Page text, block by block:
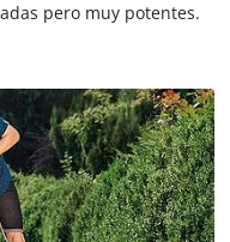
pero muy potentes.